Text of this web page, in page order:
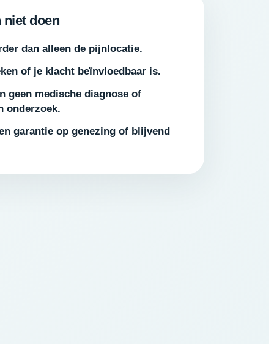
niet doen
dan alleen de pijnlocatie.
of je klacht beïnvloedbaar is.
geen medische diagnose of
onderzoek.
garantie op genezing of blijvend